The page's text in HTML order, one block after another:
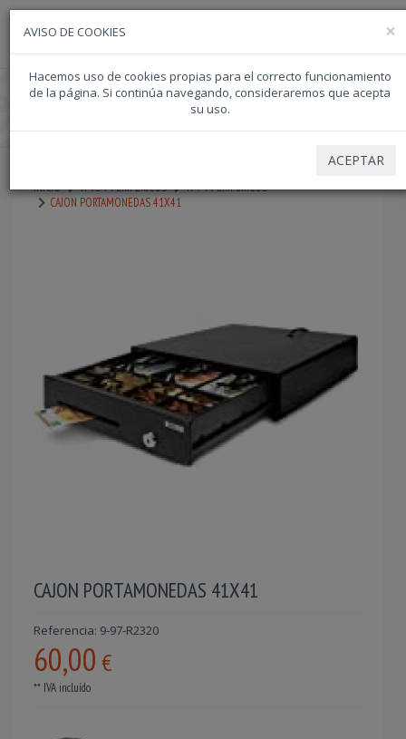
ATENCION TELEFONICA 957357117 - EMAIL info@dipacor.com - WASAP
957357117
957357117
687522834
INICIO TPVS Y PERIFERICOS
TPV Y PERIFERICOS
CAJON PORTAMONEDAS 41X41
CAJON PORTAMONEDAS 41X41
Referencia: 9-97-R2320
60,00 €
** IVA incluído
AVISO DE COOKIES ×
Hacemos uso de cookies propias para el correcto funcionamiento
de la página. Si continúa navegando, consideraremos que acepta
su uso.
ACEPTAR